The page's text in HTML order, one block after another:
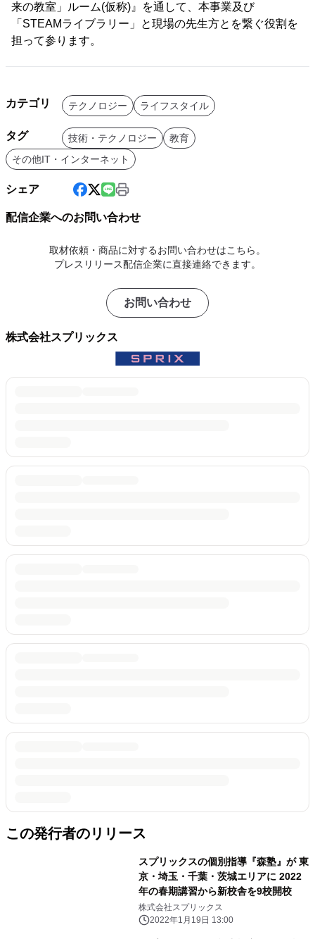
来の教室」ルーム(仮称)』を通して、本事業及び
「STEAMライブラリー」と現場の先生方とを繋ぐ役割を
担って参ります。
カテゴリ テクノロジー ライフスタイル
タグ 技術・テクノロジー
教育
その他IT・インターネット
シェア
配信企業へのお問い合わせ
取材依頼・商品に対するお問い合わせはこちら。
プレスリリース配信企業に直接連絡できます。
お問い合わせ
株式会社スプリックス
この発行者のリリース
スプリックスの個別指導『森塾』が 東
京・埼玉・千葉・茨城エリアに 2022
年の春期講習から新校舎を9校開校
株式会社スプリックス
2022年1月19日 13:00